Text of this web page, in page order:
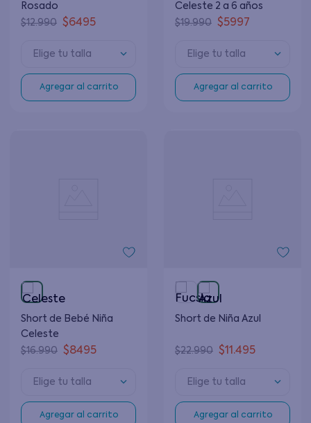
Rosado
$12.990 $6495
Elige tu talla
Agregar al carrito
Celeste 2 a 6 años
$19.990 $5997
Elige tu talla
Agregar al carrito
Short de Bebé Niña
Celeste
$16.990 $8495
Elige tu talla
Agregar al carrito
Short de Niña Azul
$22.990 $11 .495
Elige tu talla
Agregar al carrito